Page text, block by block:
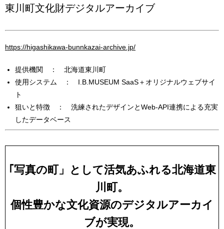
東川町文化財デジタルアーカイブ
https://higashikawa-bunnkazai-archive.jp/
提供機関 ： 北海道東川町
使用システム ： I.B.MUSEUM SaaS＋オリジナルウェブサイ
ト
狙いと特徴 ： 洗練されたデザインとWeb-API連携による充実
したデータベース
｢写真の町」として活気あふれる北海道東
川町。
個性豊かな文化資源のデジタルアーカイ
ブが実現。